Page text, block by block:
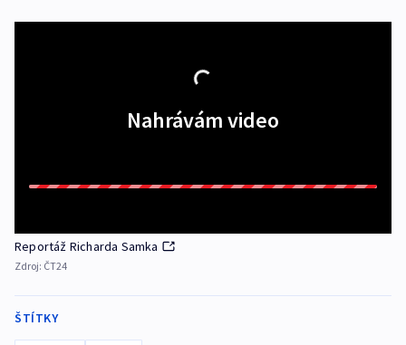
Nahrávám video
Reportáž Richarda Samka
Zdroj: ČT24
ŠTÍTKY